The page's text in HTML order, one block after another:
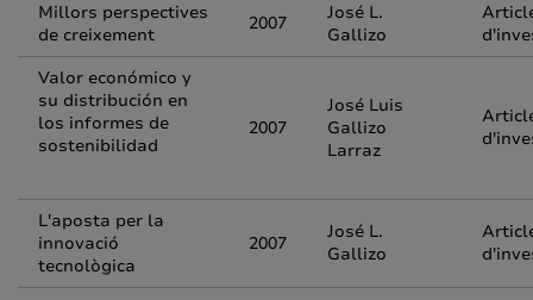
Millors perspectives
de creixement
2007
José L.
Gallizo
Valor económico y
su distribución en
los informes de
sostenibilidad
2007
José Luis
Gallizo
Larraz
L'aposta per la
innovació
tecnològica
2007
José L.
Gallizo